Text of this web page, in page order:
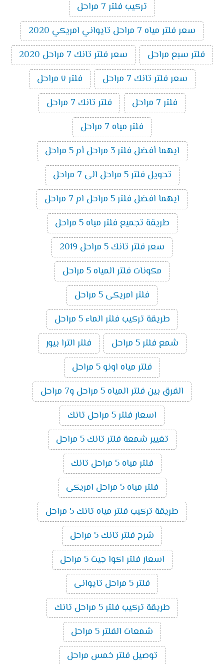
تركيب فلتر 7 مراحل
سعر فلتر مياه 7 مراحل تايواني امريكي 2020
فلتر سبع مراحل
سعر فلتر تانك 7 مراحل 2020
سعر فلتر تانك 7 مراحل
فلتر ٧ مراحل
فلتر 7 مراحل
فلتر تانك 7 مراحل
فلتر مياه 7 مراحل
ايهما أفضل فلتر 3 مراحل أم 5 مراحل
تحويل فلتر 5 مراحل الى 7 مراحل
ايهما افضل فلتر 5 مراحل ام 7 مراحل
طريقة تجميع فلتر مياه 5 مراحل
سعر فلتر تانك 5 مراحل 2019
مكونات فلتر المياه 5 مراحل
فلتر امريكى 5 مراحل
طريقة تركيب فلتر الماء 5 مراحل
شمع فلتر 5 مراحل
فلتر الترا بيور
فلتر مياه اونو 5 مراحل
الفرق بين فلتر المياه 5 مراحل و7 مراحل
اسعار فلتر 5 مراحل تانك
تغيير شمعة فلتر تانك 5 مراحل
فلتر مياه 5 مراحل تانك
فلتر مياه 5 مراحل امريكى
طريقة تركيب فلتر مياه تانك 5 مراحل
شرح فلتر تانك 5 مراحل
اسعار فلتر اكوا جيت 5 مراحل
فلتر 5 مراحل تايوانى
طريقة تركيب فلتر 5 مراحل تانك
شمعات الفلتر 5 مراحل
توصيل فلتر خمس مراحل